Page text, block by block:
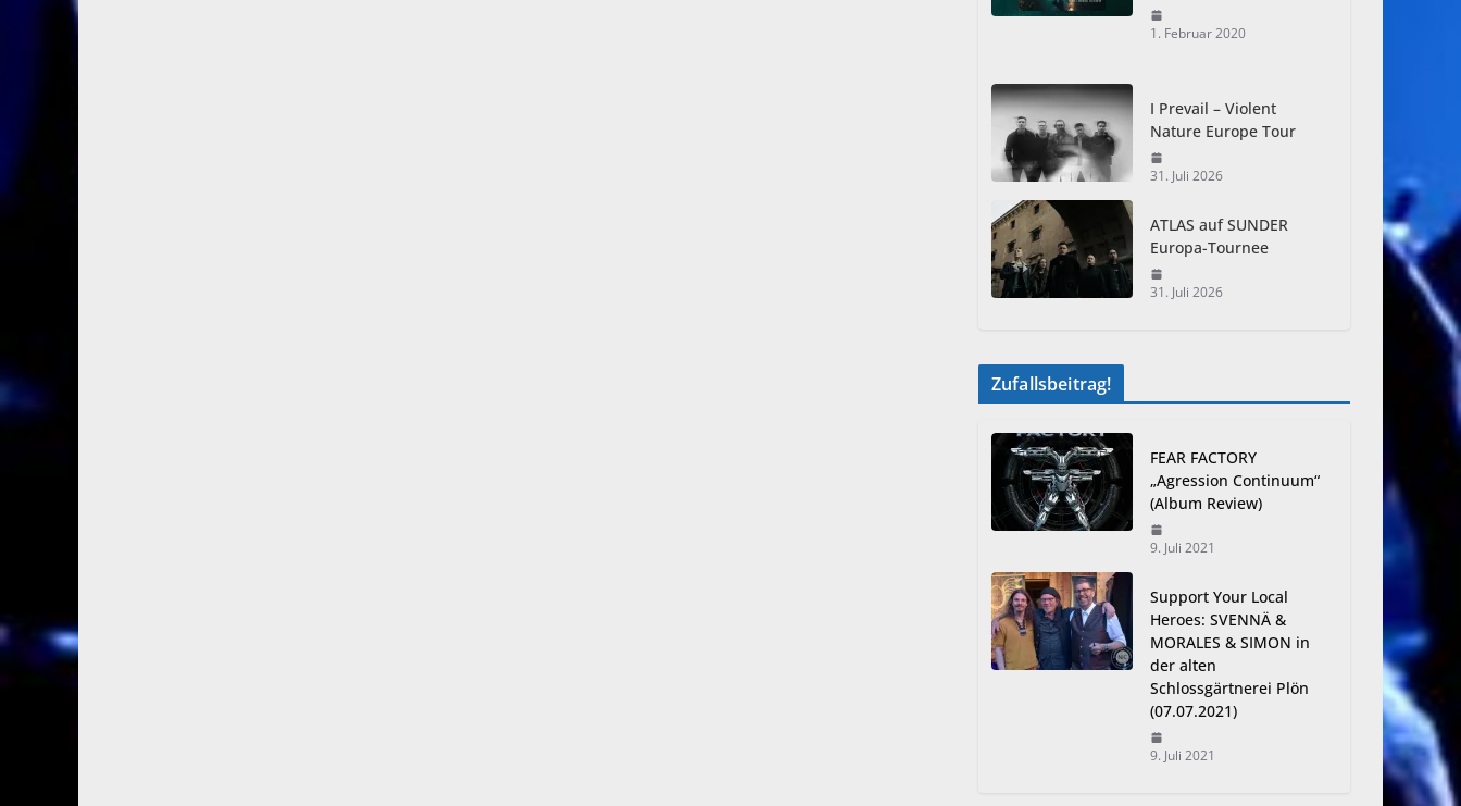
1. Februar 2020
I Prevail – Violent
Nature Europe Tour
31. Juli 2026
ATLAS auf SUNDER
Europa-Tournee
31. Juli 2026
Zufallsbeitrag!
FEAR FACTORY
„Agression Continuum“
(Album Review)
9. Juli 2021
Support Your Local
Heroes: SVENNÄ &
MORALES & SIMON in
der alten
Schlossgärtnerei Plön
(07.07.2021)
9. Juli 2021